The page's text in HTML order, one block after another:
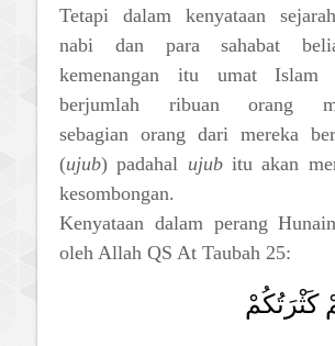
Tetapi dalam kenyataan
nabi dan para sahabat
kemenangan itu umat Islam
berjumlah ribuan orang
sebagian orang dari mereka
(ujub) padahal ujubitu akan
kesombongan.
Kenyataan dalam perang
oleh Allah QS At Taubah 25:
كَثْرَتُكُمْ